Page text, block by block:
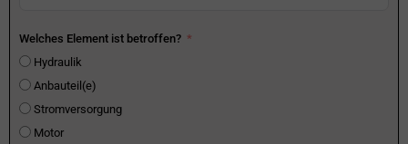
Welches Element ist betroffen?
Hydraulik
Anbauteil(e)
Stromversorgung
Motor